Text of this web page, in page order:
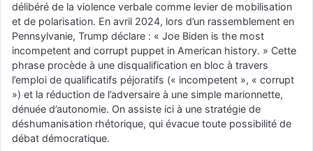
délibéré de la violence verbale comme levier de mobilisation
et de polarisation. En avril 2024, lors d’un rassemblement en
Pennsylvanie, Trump déclare : « Joe Biden is the most
incompetent and corrupt puppet in American history. » Cette
phrase procède à une disqualification en bloc à travers
l’emploi de qualificatifs péjoratifs (« incompetent », « corrupt
») et la réduction de l’adversaire à une simple marionnette,
dénuée d’autonomie. On assiste ici à une stratégie de
déshumanisation rhétorique, qui évacue toute possibilité de
débat démocratique.